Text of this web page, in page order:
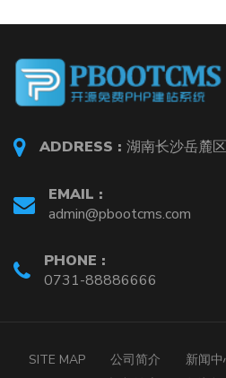
ADDRESS : 湖南长沙岳麓
EMAIL :
admin@pbootcms.com
PHONE :
0731-88886666
SITE MAP 公司简介 新闻中